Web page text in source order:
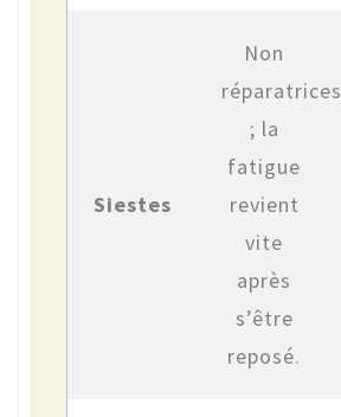
Siestes
Non
réparatrices
; la
fatigue
revient
vite
après
s’être
reposé.